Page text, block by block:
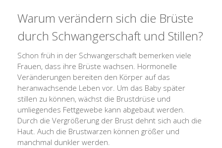
Warum verändern sich die Brüste
durch Schwangerschaft und Stillen?
Schon früh in der Schwangerschaft bemerken viele
Frauen, dass ihre Brüste wachsen. Hormonelle
Veränderungen bereiten den Körper auf das
heranwachsende Leben vor. Um das Baby später
stillen zu können, wächst die Brustdrüse und
umliegendes Fettgewebe kann abgebaut werden.
Durch die Vergrößerung der Brust dehnt sich auch die
Haut. Auch die Brustwarzen können größer und
manchmal dunkler werden.